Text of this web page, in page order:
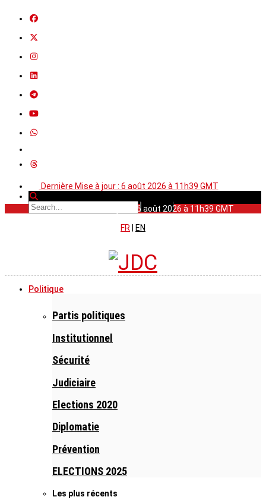
Dernière Mise à jour : 6 août 2026 à 11h39 GMT
Dernière Mise à jour : 6 août 2026 à 11h39 GMT
FR
EN
Politique
Partis politiques
Institutionnel
Sécurité
Judiciaire
Elections 2020
Diplomatie
Prévention
ELECTIONS 2025
Les plus récents